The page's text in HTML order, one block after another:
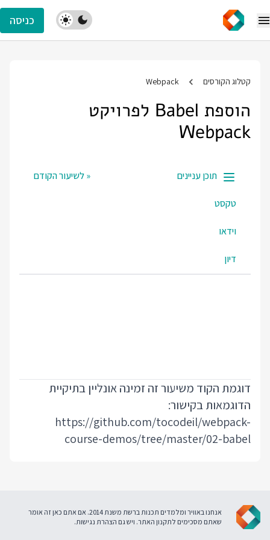
כניסה
קטלוג הקורסים Webpack
הוספת Babel לפרויקט
Webpack
תוכן עניינים
טקסט
וידאו
דיון
« לשיעור הקודם
דוגמת הקוד משיעור זה זמינה אונליין בתיקיית
הדוגמאות בקישור:
https://github.com/tocodeil/webpack-
course-demos/tree/master/02-babel
אנחנו באוויר ומלמדים תכנות ברשת משנת 2014. אם אתם כאן זה אומר
שאתם מסכימים לתקנון האתר. ויש גם הצהרת נגישות.